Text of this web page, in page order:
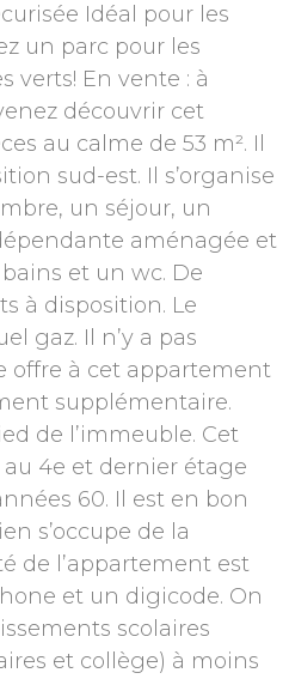
Idéal pour les
un parc pour les
verts! En vente : à
découvrir cet
au calme de 53 m². Il
sud-est. Il s’organise
un séjour, un
aménagée et
et un wc. De
à disposition. Le
gaz. Il n’y a pas
offre à cet appartement
supplémentaire.
de l’immeuble. Cet
4e et dernier étage
60. Il est en bon
s’occupe de la
de l’appartement est
et un digicode. On
scolaires
et collège) à moins